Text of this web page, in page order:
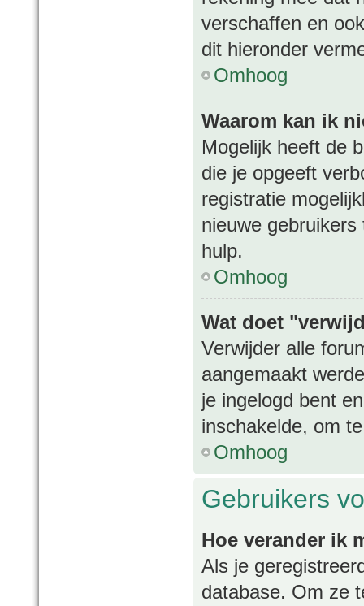
verschaffen en
dit hieronder
Omhoog
Waarom kan ik
Mogelijk heeft de
die je opgeeft
registratie
nieuwe
hulp.
Omhoog
Wat doet
Verwijder alle
aangemaakt
je ingelogd bent
inschakelde, om
Omhoog
Gebruikers
Hoe verander ik
Als je
database. Om ze